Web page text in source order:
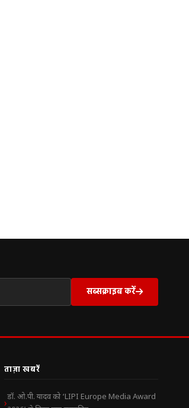
सब्सक्राइब करें
ताज़ा खबरें
डॉ. ओ.पी. यादव को ‘LIPI Europe Media Award